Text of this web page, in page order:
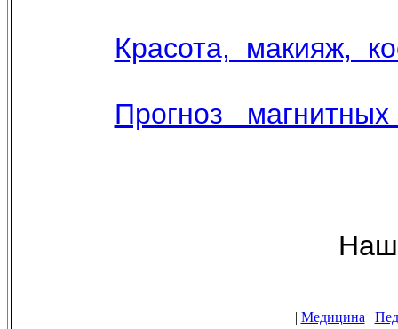
Красота, макияж,
Прогноз
Наши новостные
| Медицина |